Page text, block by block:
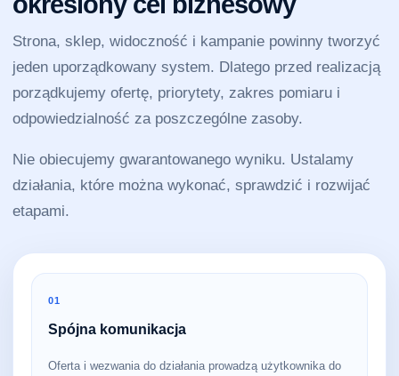
Strona, sklep, widoczność i kampanie powinny tworzyć
jeden uporządkowany system. Dlatego przed realizacją
porządkujemy ofertę, priorytety, zakres pomiaru i
odpowiedzialność za poszczególne zasoby.
Nie obiecujemy gwarantowanego wyniku. Ustalamy
działania, które można wykonać, sprawdzić i rozwijać
etapami.
01
Spójna komunikacja
Oferta i wezwania do działania prowadzą użytkownika do